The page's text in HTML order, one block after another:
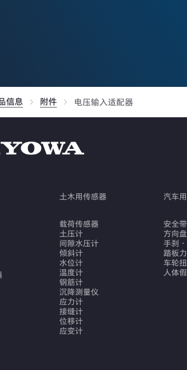
信息 附件 电压输入适配器
土木用传感器
载荷传感器
土压计
间隙水压计
倾斜计
水位计
温度计
钢筋计
沉降测量仪
应力计
接缝计
位移计
应变计
汽车
安全
方向
手刹
踏板
车轮
人体